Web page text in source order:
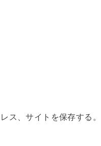
ス、サイトを保存する。